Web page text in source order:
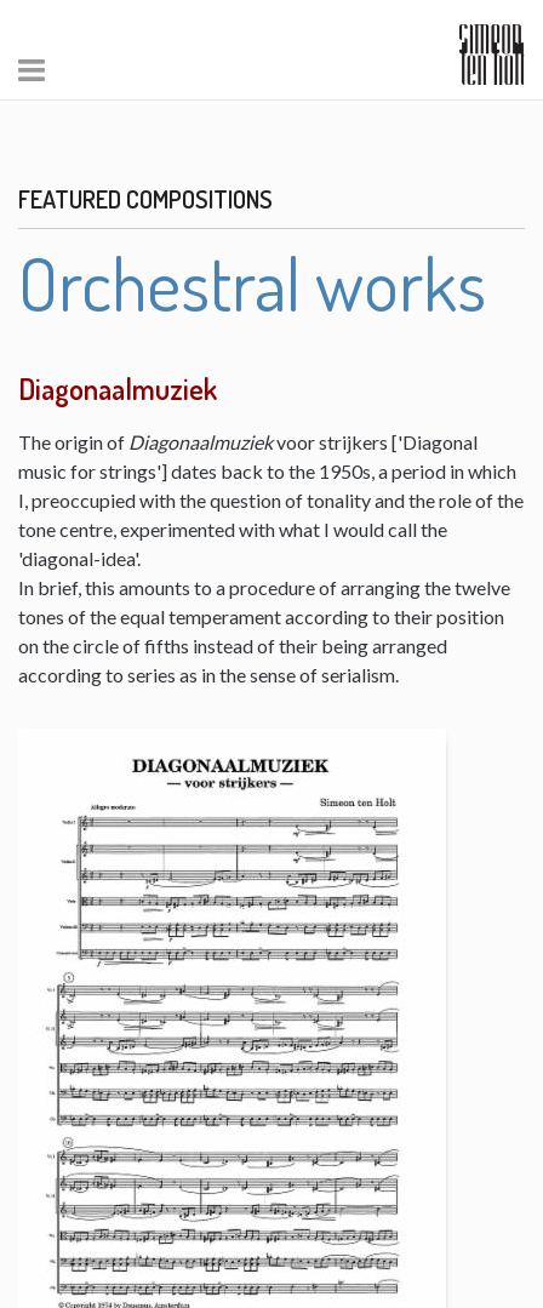
FEATURED COMPOSITIONS
Orchestral works
Diagonaalmuziek
The origin of Diagonaalmuziekvoor strijkers ['Diagonal
music for strings'] dates back to the 1950s, a period in which
I, preoccupied with the question of tonality and the role of the
tone centre, experimented with what I would call the
'diagonal-idea'.
In brief, this amounts to a procedure of arranging the twelve
tones of the equal temperament according to their position
on the circle of fifths instead of their being arranged
according to series as in the sense of serialism.